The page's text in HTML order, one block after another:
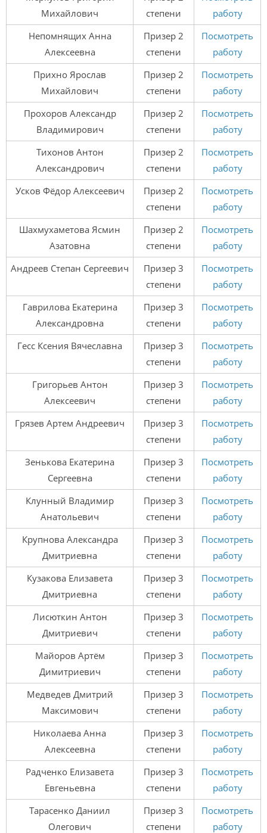
Михайлович
степени
работу
Непомнящих Анна
Алексеевна
Призер 2
степени
Посмотреть
работу
Прихно Ярослав
Михайлович
Призер 2
степени
Посмотреть
работу
Прохоров Александр
Владимирович
Призер 2
степени
Посмотреть
работу
Тихонов Антон
Александрович
Призер 2
степени
Посмотреть
работу
Усков Фёдор Алексеевич
Призер 2
степени
Посмотреть
работу
Шахмухаметова Ясмин
Азатовна
Призер 2
степени
Посмотреть
работу
Андреев Степан Сергеевич
Призер 3
степени
Посмотреть
работу
Гаврилова Екатерина
Александровна
Призер 3
степени
Посмотреть
работу
Гесс Ксения Вячеславна
Призер 3
степени
Посмотреть
работу
Григорьев Антон
Алексеевич
Призер 3
степени
Посмотреть
работу
Грязев Артем Андреевич
Призер 3
степени
Посмотреть
работу
Зенькова Екатерина
Сергеевна
Призер 3
степени
Посмотреть
работу
Клунный Владимир
Анатольевич
Призер 3
степени
Посмотреть
работу
Крупнова Александра
Дмитриевна
Призер 3
степени
Посмотреть
работу
Кузакова Елизавета
Дмитриевна
Призер 3
степени
Посмотреть
работу
Лисюткин Антон
Дмитриевич
Призер 3
степени
Посмотреть
работу
Майоров Артём
Димитриевич
Призер 3
степени
Посмотреть
работу
Медведев Дмитрий
Максимович
Призер 3
степени
Посмотреть
работу
Николаева Анна
Алексеевна
Призер 3
степени
Посмотреть
работу
Радченко Елизавета
Евгеньевна
Призер 3
степени
Посмотреть
работу
Тарасенко Даниил
Олегович
Призер 3
степени
Посмотреть
работу